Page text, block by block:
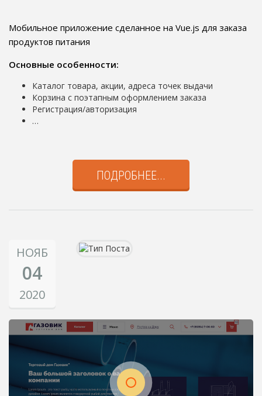
Мобильное приложение сделанное на Vue.js для заказа
продуктов питания
Основные особенности:
Каталог товара, акции, адреса точек выдачи
Корзина с поэтапным оформлением заказа
Регистрация/авторизация
…
ПОДРОБНЕЕ...
НОЯБ
04
2020